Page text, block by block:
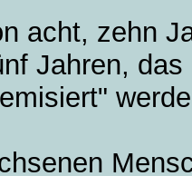
acht, zehn
Jahren,